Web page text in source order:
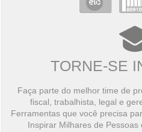
TORNE-SE
Faça parte do melhor time de
fiscal, trabalhista, legal e
Ferramentas que você precisa
Inspirar Milhares de